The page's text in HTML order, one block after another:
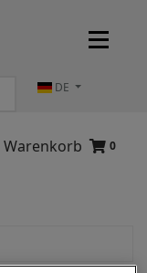
Warenkorb 0
DE